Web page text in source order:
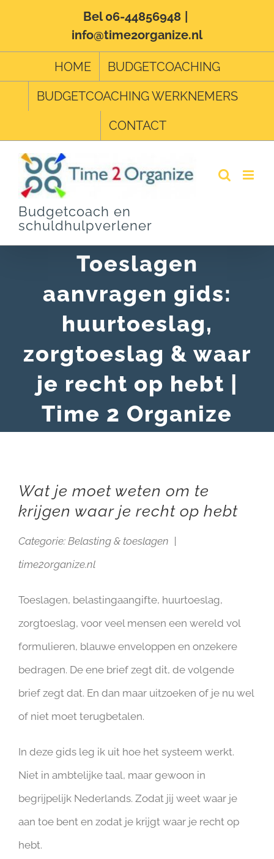
Bel 06-44856948
info@time2organize.nl
HOME
BUDGETCOACHING
BUDGETCOACHING WERKNEMERS
CONTACT
Budgetcoach en
schuldhulpverlener
Toeslagen
aanvragen gids:
huurtoeslag,
zorgtoeslag & waar
je recht op hebt |
Time 2 Organize
Wat je moet weten om te
krijgen waar je recht op hebt
Categorie: Belasting & toeslagen |
time2organize.nl
Toeslagen, belastingaangifte, huurtoeslag,
zorgtoeslag, voor veel mensen een wereld vol
formulieren, blauwe enveloppen en onzekere
bedragen. De ene brief zegt dit, de volgende
brief zegt dat. En dan maar uitzoeken of je nu wel
of niet moet terugbetalen.
In deze gids leg ik uit hoe het systeem werkt.
Niet in ambtelijke taal, maar gewoon in
begrijpelijk Nederlands. Zodat jij weet waar je
aan toe bent en zodat je krijgt waar je recht op
hebt.